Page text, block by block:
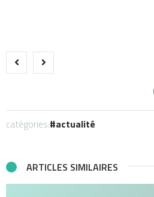
catégories: actualité
ARTICLES SIMILAIRES